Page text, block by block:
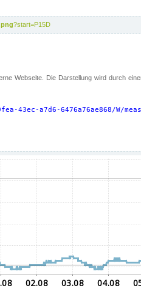
png?start=P15D
Webseite. Die Darstellung wird durch
a7d6-6476a76ae868/W/